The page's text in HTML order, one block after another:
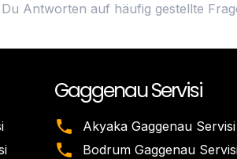
Antworten auf häufig gestellte
Gaggenau Servisi
Akyaka Gaggenau Servisi
Bodrum Gaggenau